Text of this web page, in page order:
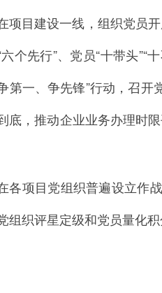
项目建设一线，组织党员
个先行”、党员“十带头
第一、争先锋”行动，召开
底，推动企业业务办理时
各项目党组织普遍设立作
组织评星定级和党员量化